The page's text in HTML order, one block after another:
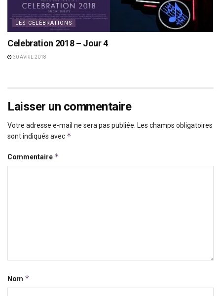
LES CÉLÉBRATIONS
Celebration 2018 – Jour 4
30 AVRIL 2018
Laisser un commentaire
Votre adresse e-mail ne sera pas publiée. Les champs obligatoires
sont indiqués avec *
Commentaire *
Nom *